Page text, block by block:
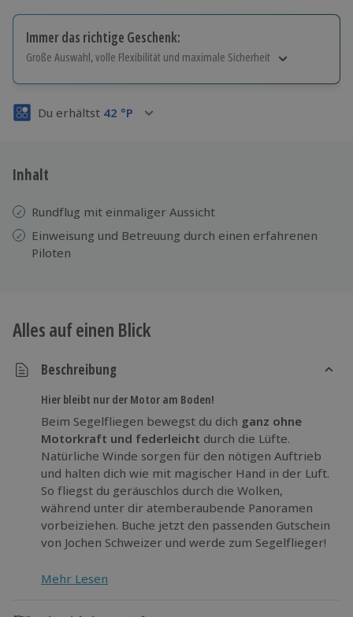
Immer das richtige Geschenk:
Große Auswahl, volle Flexibilität und maximale Sicherheit
Volle Flexibilität
3 Jahre gültig & verlängerbar.
Du erhältst 42 °P
Inhalt
Rundflug mit einmaliger Aussicht
Einweisung und Betreuung durch einen erfahrenen
Piloten
Alles auf einen Blick
Beschreibung
Hier bleibt nur der Motor am Boden!
Beim Segelfliegen bewegst du dich ganz ohne
Motorkraft und federleicht durch die Lüfte.
Natürliche Winde sorgen für den nötigen Auftrieb
und halten dich wie mit magischer Hand in der Luft.
So fliegst du geräuschlos durch die Wolken,
während unter dir atemberaubende Panoramen
vorbeiziehen. Buche jetzt den passenden Gutschein
von Jochen Schweizer und werde zum Segelflieger!
Mehr Lesen